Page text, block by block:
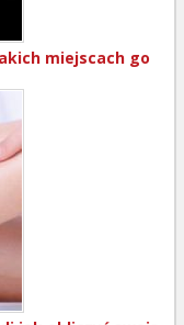
miejscach go